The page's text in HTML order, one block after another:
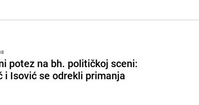
potez na bh. političkoj sceni:
i Isović se odrekli primanja